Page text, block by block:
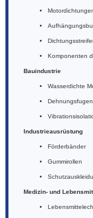
Komponenten
Bauindustrie
Wasserdichte
Industrieausrüstung
Förderbänder
Gummirollen
Medizin- und